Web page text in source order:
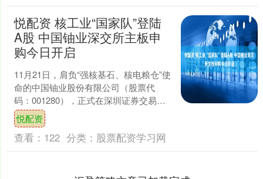
悦配资 核工业“国家队”登陆
A股 中国铀业深交所主板申
购今日开启
11月21日，肩负“强核基石、核电粮仓”使
命的中国铀业股份有限公司（股票代
码：001280），正式在深圳证券交易所
主板开启网上申购，这只核工业“国家
队”以资本市....
悦配资
查看： 122 分类： 股票配资学习网